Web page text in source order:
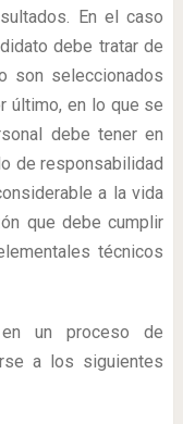
En el caso
debe tratar de
son seleccionados
último, en lo que se
debe tener en
de responsabilidad
a la vida
que debe cumplir
técnicos
un proceso de
a los siguientes